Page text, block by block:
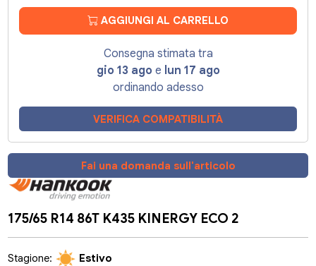
AGGIUNGI AL CARRELLO
Consegna stimata tra
gio 13 ago e lun 17 ago
ordinando adesso
VERIFICA COMPATIBILITÀ
Fai una domanda sull'articolo
175/65 R14 86T K435 KINERGY ECO 2
Stagione:
Estivo